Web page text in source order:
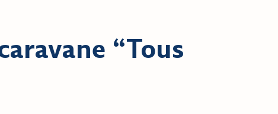
“Tous